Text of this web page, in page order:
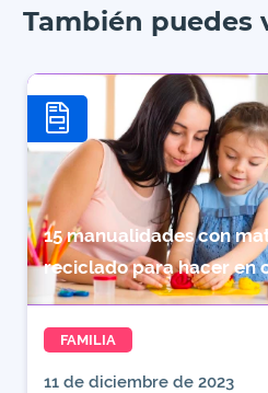
También puedes
15 manualidades con
reciclado para hacer en
FAMILIA
11 de diciembre de 2023